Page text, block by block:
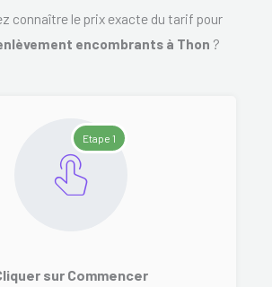
connaître le prix exacte du tarif pour
encombrants à Thon ?
Etape 1
sur Commencer